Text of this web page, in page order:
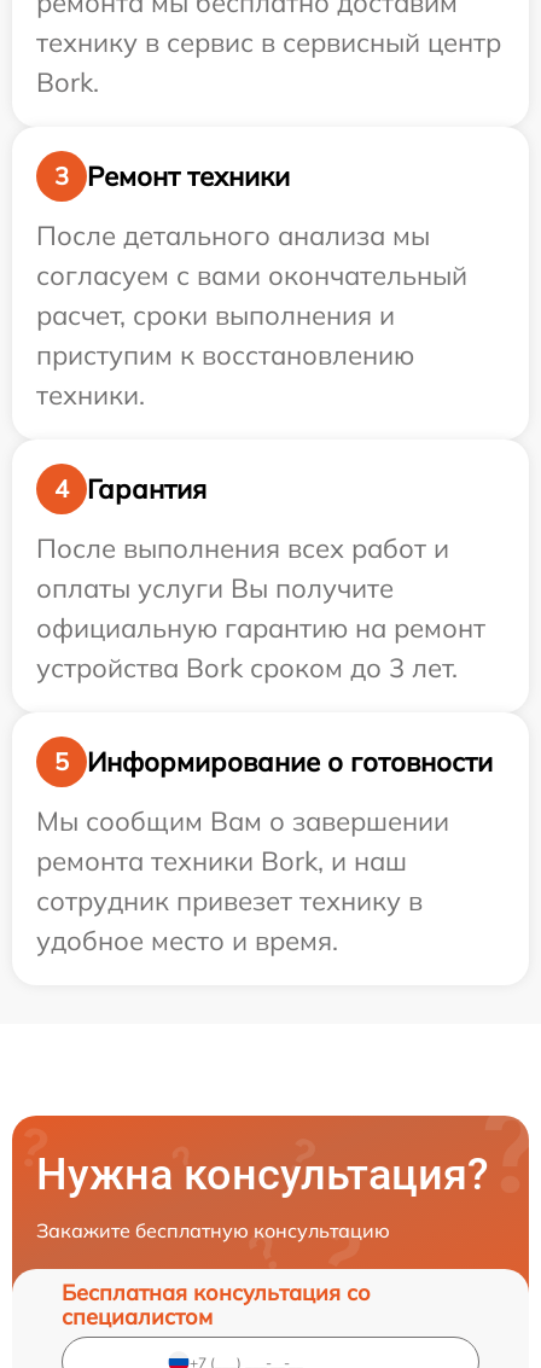
технику в сервис в сервисный центр
Bork.
3
Ремонт техники
После детального анализа мы
согласуем с вами окончательный
расчет, сроки выполнения и
приступим к восстановлению
техники.
4
Гарантия
После выполнения всех работ и
оплаты услуги Вы получите
официальную гарантию на ремонт
устройства Bork сроком до 3 лет.
5
Информирование о готовности
Мы сообщим Вам о завершении
ремонта техники Bork, и наш
сотрудник привезет технику в
удобное место и время.
Нужна консультация?
Закажите бесплатную консультацию
Бесплатная консультация со
специалистом